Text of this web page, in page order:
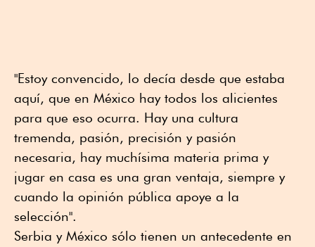
"Estoy convencido, lo decía desde que estaba
aquí, que en México hay todos los alicientes
para que eso ocurra. Hay una cultura
tremenda, pasión, precisión y pasión
necesaria, hay muchísima materia prima y
jugar en casa es una gran ventaja, siempre y
cuando la opinión pública apoye a la
selección".
Serbia y México sólo tienen un antecedente en